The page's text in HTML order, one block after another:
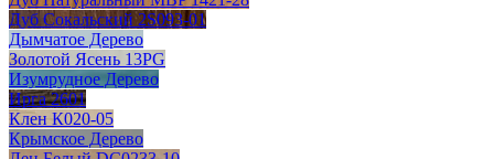
Дуб Сокальский 2S093-01
Дымчатое Дерево
Золотой Ясень 13PG
Изумрудное Дерево
Ирга 2601
Клен К020-05
Крымское Дерево